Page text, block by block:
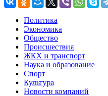
Политика
Экономика
Общество
Происшествия
ЖКХ и транспорт
Наука и образование
Спорт
Культура
Новости компаний